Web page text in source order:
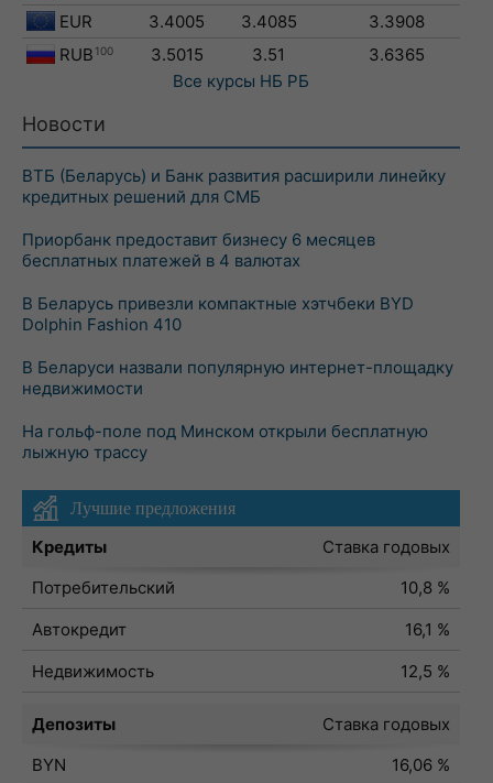
EUR
3.4005 3.4085
3.3908
RUB 100 3.5015 3.51
3.6365
Все курсы НБ РБ
Новости
ВТБ (Беларусь) и Банк развития расширили линейку
кредитных решений для СМБ
Приорбанк предоставит бизнесу 6 месяцев
бесплатных платежей в 4 валютах
В Беларусь привезли компактные хэтчбеки BYD
Dolphin Fashion 410
В Беларуси назвали популярную интернет-площадку
недвижимости
На гольф-поле под Минском открыли бесплатную
лыжную трассу
Лучшие предложения
Кредиты
Ставка годовых
Потребительский
10,8 %
Автокредит
16,1 %
Недвижимость
12,5 %
Депозиты
Ставка годовых
BYN
16,06 %